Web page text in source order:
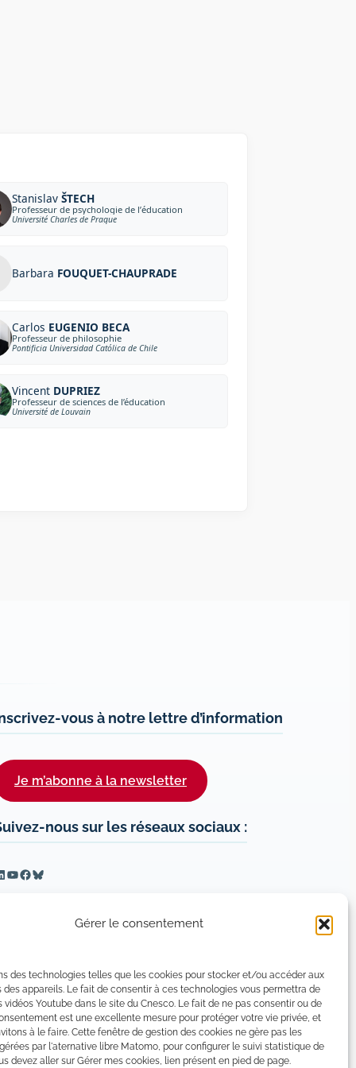
Gérer le consentement
des technologies telles que les cookies pour stocker et/ou accéder aux
des appareils. Le fait de consentir à ces technologies vous permettra de
vidéos Youtube dans le site du Cnesco. Le fait de ne pas consentir ou de
est une excellente mesure pour protéger votre vie privée, et
à le faire. Cette fenêtre de gestion des cookies ne gère pas les
par l'aternative libre Matomo, pour configurer le suivi statistique de
devez aller sur Gérer mes cookies, lien présent en pied de page.
Stanislav ŠTECH
Professeur de psychologie de lʼéducation
Université Charles de Prague
Barbara FOUQUET-CHAUPRADE
Carlos EUGENIO BECA
Professeur de philosophie
Pontificia Universidad Católica de Chile
Vincent DUPRIEZ
Professeur de sciences de l’éducation
Université de Louvain
vous à notre lettre d’information
Je m’abonne à la newsletter
nous sur les réseaux sociaux :
YouTube
Facebook
Bluesky